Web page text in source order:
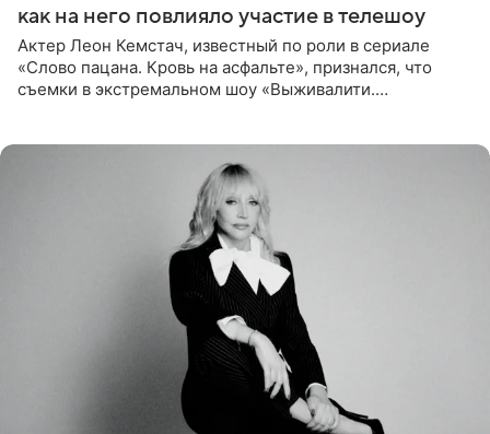
как на него повлияло участие в телешоу
Актер Леон Кемстач, известный по роли в сериале
«Слово пацана. Кровь на асфальте», признался, что
съемки в экстремальном шоу «Выживалити.